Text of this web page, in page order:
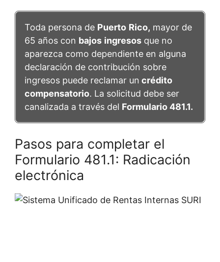
Toda persona de Puerto Rico, mayor de
65 años con bajos ingresos que no
aparezca como dependiente en alguna
declaración de contribución sobre
ingresos puede reclamar un crédito
compensatorio. La solicitud debe ser
canalizada a través del Formulario 481.1.
Pasos para completar el
Formulario 481.1: Radicación
electrónica